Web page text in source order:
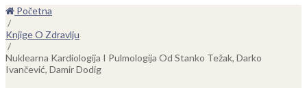
Početna
/
Knjige O Zdravlju
/
Nuklearna Kardiologija I Pulmologija Od Stanko Težak, Darko
Ivančević, Damir Dodig